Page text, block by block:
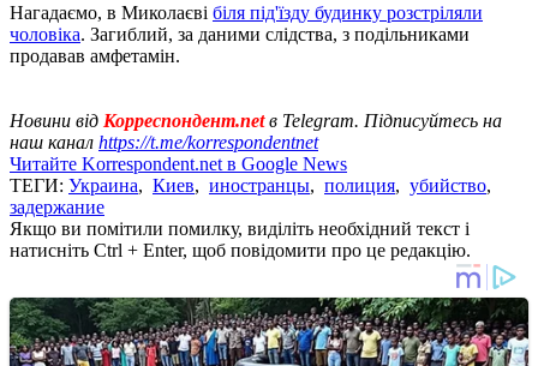
Нагадаємо, в Миколаєві біля під'їзду будинку розстріляли
чоловіка. Загиблий, за даними слідства, з подільниками
продавав амфетамін.
Новини від Корреспондент.netв Telegram. Підписуйтесь на
наш канал https://t.me/korrespondentnet
Читайте Korrespondent.net в Google News
ТЕГИ: Украина, Киев, иностранцы, полиция, убийство,
задержание
Якщо ви помітили помилку, виділіть необхідний текст і
натисніть Ctrl + Enter, щоб повідомити про це редакцію.